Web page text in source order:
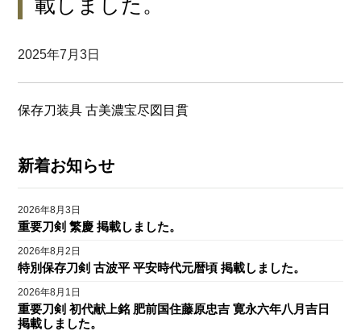
載しました。
2025年7月3日
保存刀装具 古美濃宝尽図目貫
新着お知らせ
2026年8月3日
重要刀剣 繁慶 掲載しました。
2026年8月2日
特別保存刀剣 古波平 平安時代元暦頃 掲載しました。
2026年8月1日
重要刀剣 初代献上銘 肥前国住藤原忠吉 寛永六年八月吉日
掲載しました。